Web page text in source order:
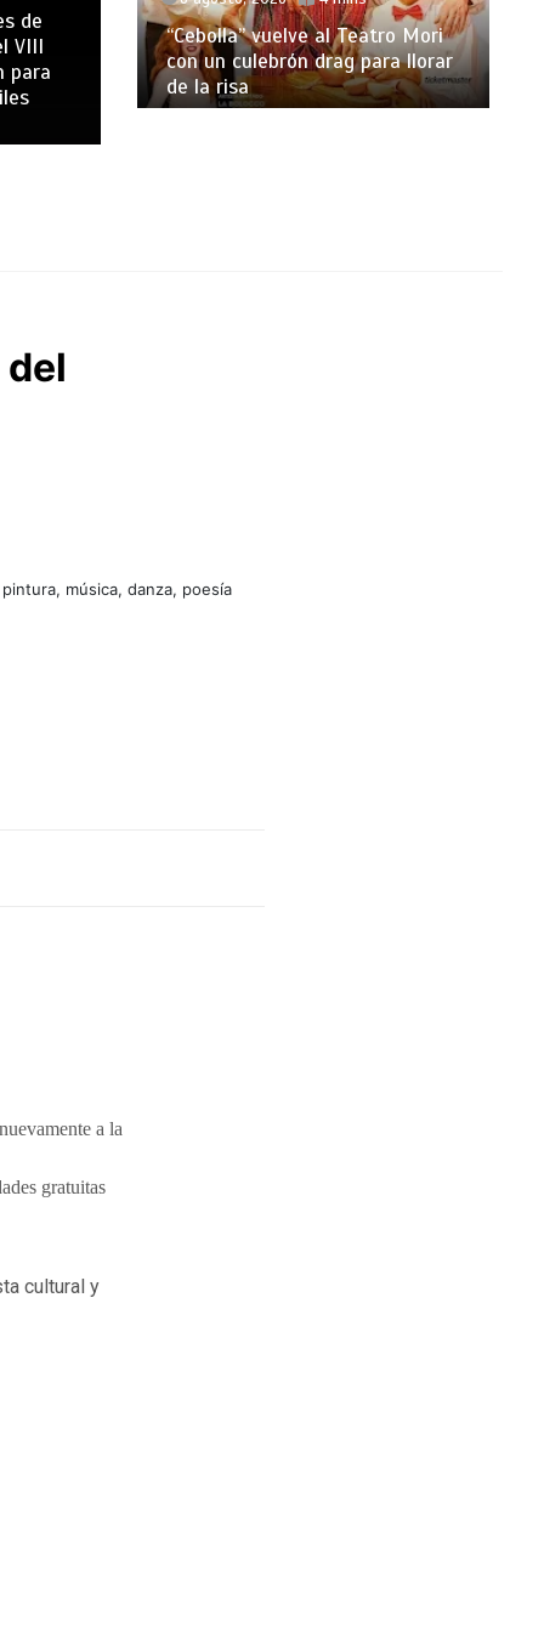
de
VIII
para
“Cebolla” vuelve al Teatro Mori
con un culebrón drag para llorar
de la risa
música, danza, poesía
a la
gratuitas
cultural y